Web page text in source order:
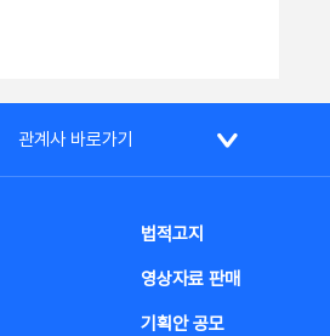
관계사 바로가기
법적고지
영상자료 판매
기획안 공모